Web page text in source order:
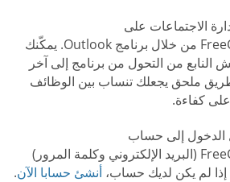
الاجتماعات على
FreeConferenceCall.com من خلال برنامج Outlook. يمكّنك
النابع من التحول من برنامج إلى آخر
ملحق يجعلك تنساب بين الوظائف
كفاءة.
الدخول إلى حساب
FreeConferenceCall.com (البريد الإلكتروني وكلمة المرور)
إذا لم يكن لديك حساب، أنشئ حسابا الآن.